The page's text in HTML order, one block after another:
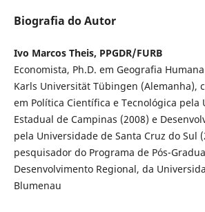
Biografia do Autor
Ivo Marcos Theis, PPGDR/FURB
Economista, Ph.D. em Geografia
Karls Universität Tübingen (Alemanha),
em Política Científica e Tecnológica pela
Estadual de Campinas (2008) e
pela Universidade de Santa Cruz do Sul
pesquisador do Programa de Pós-
Desenvolvimento Regional, da
Blumenau